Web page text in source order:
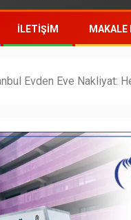
İLETIŞIM MAKALE
Evden Eve Nakliyat: